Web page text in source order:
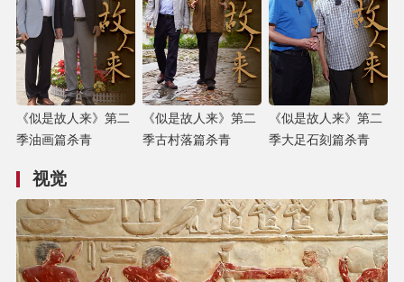
《似是故人来》第二
季油画篇杀青
《似是故人来》第二
季古村落篇杀青
《似是故人来》第二
季大足石刻篇杀青
视觉